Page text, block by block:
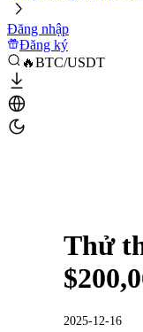
Đăng nhập
Đăng ký
🔥BTC/USDT
Thử
2025-12-16